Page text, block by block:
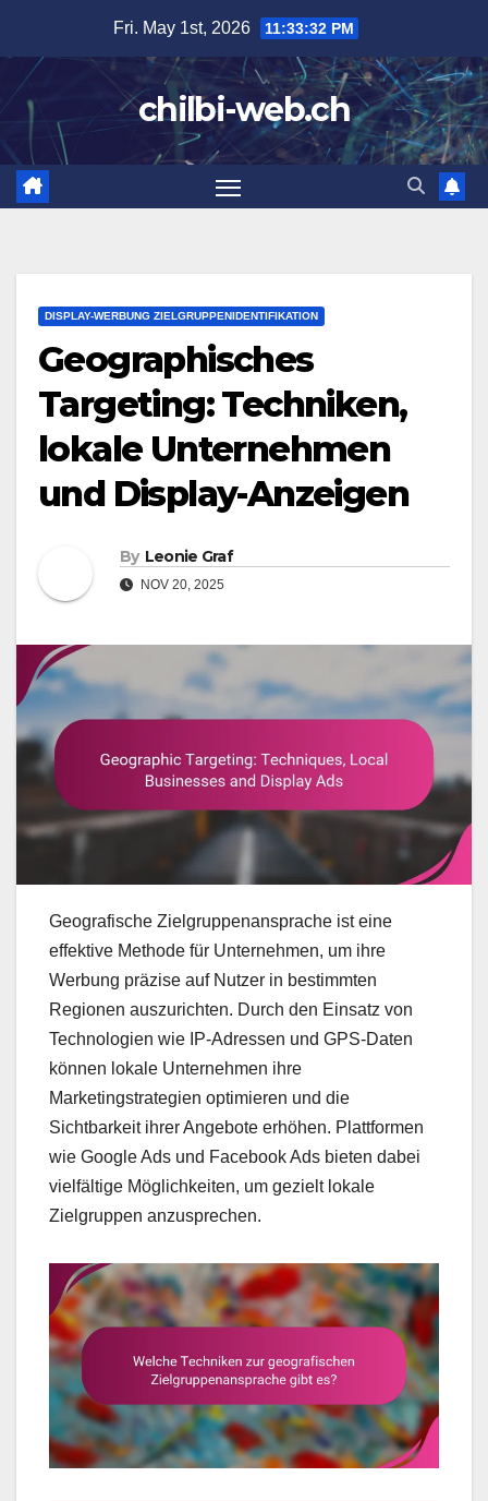
content
Fri. May 1st, 2026 11:33:34 PM
chilbi-web.ch
DISPLAY-WERBUNG ZIELGRUPPENIDENTIFIKATION
Geographisches
Targeting: Techniken,
lokale Unternehmen
und Display-Anzeigen
By Leonie Graf
NOV 20, 2025
Geografische Zielgruppenansprache ist eine
effektive Methode für Unternehmen, um ihre
Werbung präzise auf Nutzer in bestimmten
Regionen auszurichten. Durch den Einsatz von
Technologien wie IP-Adressen und GPS-Daten
können lokale Unternehmen ihre
Marketingstrategien optimieren und die
Sichtbarkeit ihrer Angebote erhöhen. Plattformen
wie Google Ads und Facebook Ads bieten dabei
vielfältige Möglichkeiten, um gezielt lokale
Zielgruppen anzusprechen.